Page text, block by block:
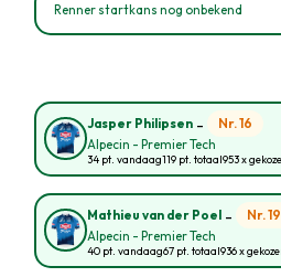
Renner startkans nog onbekend
Jasper Philipsen - Nr. 16
Alpecin - Premier Tech
34 pt. vandaag119 pt. totaal953 x
Mathieu van der Poel - Nr. 19
Alpecin - Premier Tech
40 pt. vandaag67 pt. totaal936 x